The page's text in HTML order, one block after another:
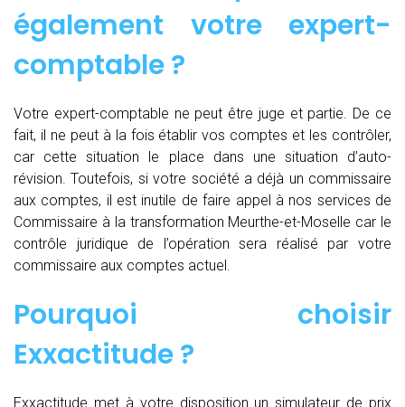
également votre expert-
comptable ?
Votre expert-comptable ne peut être juge et partie. De ce
fait, il ne peut à la fois établir vos comptes et les contrôler,
car cette situation le place dans une situation d’auto-
révision. Toutefois, si votre société a déjà un commissaire
aux comptes, il est inutile de faire appel à nos services de
Commissaire à la transformation Meurthe-et-Moselle car le
contrôle juridique de l’opération sera réalisé par votre
commissaire aux comptes actuel.
Pourquoi choisir
Exxactitude ?
Exxactitude met à votre disposition un simulateur de prix